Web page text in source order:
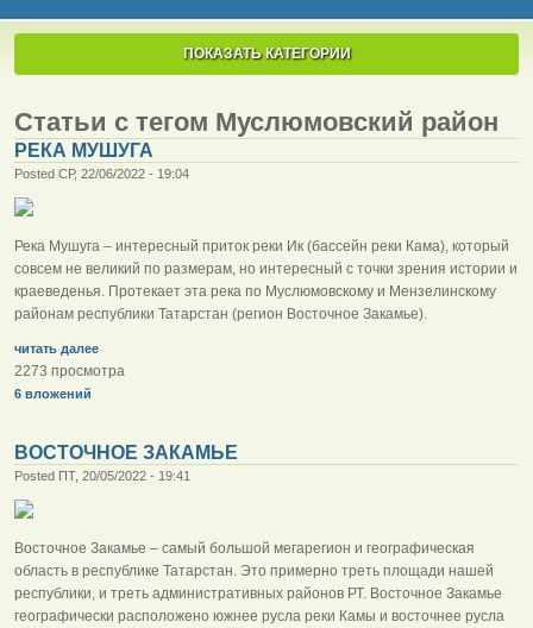
ПОКАЗАТЬ КАТЕГОРИИ
Статьи с тегом Муслюмовский район
РЕКА МУШУГА
Posted СР, 22/06/2022 - 19:04
Река Мушуга – интересный приток реки Ик (бассейн реки Кама), который
совсем не великий по размерам, но интересный с точки зрения истории и
краеведенья. Протекает эта река по Муслюмовскому и Мензелинскому
районам республики Татарстан (регион Восточное Закамье).
читать далее
2273 просмотра
6 вложений
ВОСТОЧНОЕ ЗАКАМЬЕ
Posted ПТ, 20/05/2022 - 19:41
Восточное Закамье – самый большой мегарегион и географическая
область в республике Татарстан. Это примерно треть площади нашей
республики, и треть административных районов РТ. Восточное Закамье
географически расположено южнее русла реки Камы и восточнее русла